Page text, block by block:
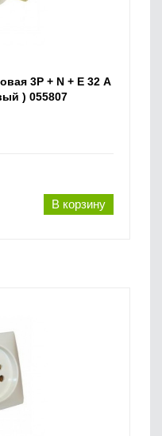
3P + N + E 32 А
) 055807
В корзину